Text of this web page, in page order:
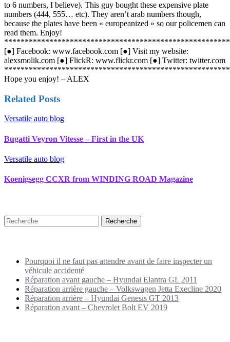
to 6 numbers, I believe). This guy bought these expensive plate
numbers (444, 555… etc). They aren’t arab numbers though,
because the plates have been « europeanized » so our policemen can
read them. Enjoy!
[●] Facebook: www.facebook.com [●] Visit my website:
alexsmolik.com [●] FlickR: www.flickr.com [●] Twitter: twitter.com
Hope you enjoy! – ALEX
Related Posts
Versatile auto blog
Bugatti Veyron Vitesse – First in the UK
Versatile auto blog
Koenigsegg CCXR from WINDING ROAD Magazine
Pourquoi il ne faut pas attendre avant de faire inspecter un
véhicule accidenté
Réparation avant gauche – Hyundai Elantra GL 2011
Réparation arrière gauche – Volkswagen Jetta Execline 2020
Réparation arrière – Hyundai Genesis GT 2013
Réparation avant – Chevrolet Bolt EV 2019